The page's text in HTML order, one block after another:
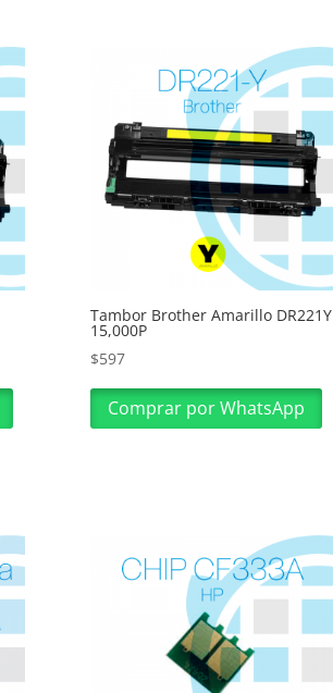
Tambor Brother Amarillo DR221Y
15,000P
$597
Comprar por WhatsApp